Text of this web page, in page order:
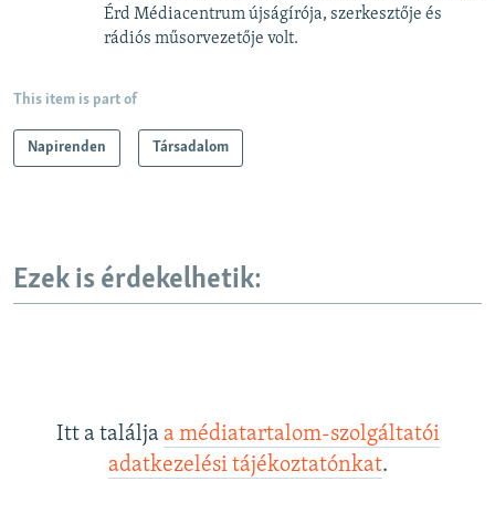
Érd Médiacentrum újságírója, szerkesztője és
rádiós műsorvezetője volt.
This item is part of
Napirenden Társadalom
Ezek is érdekelhetik:
Itt a találja a médiatartalom-szolgáltatói
adatkezelési tájékoztatónkat.